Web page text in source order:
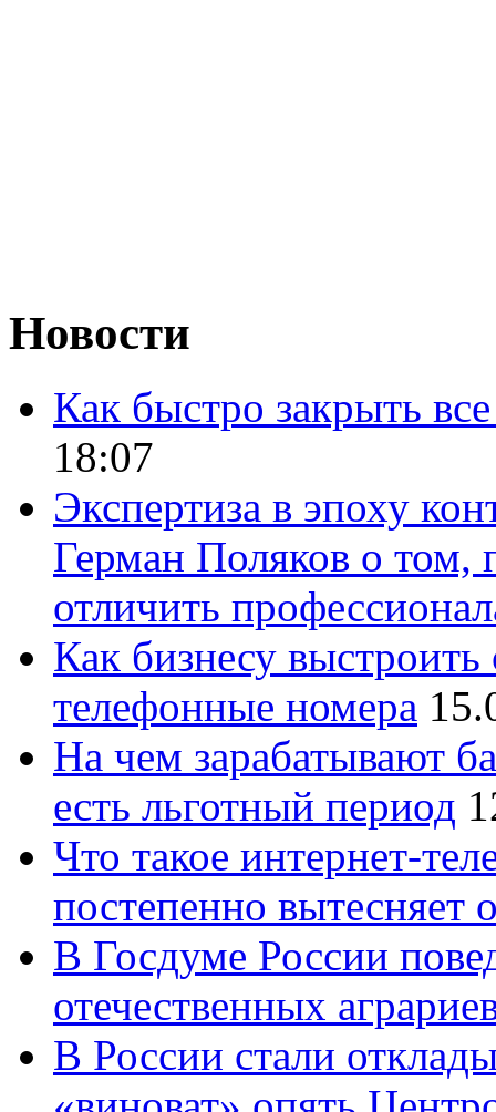
Новости
Как быстро закрыть
18:07
Экспертиза в эпоху
Герман Поляков о том,
отличить
Как бизнесу
телефонные номера
На чем зарабатывают
есть льготный период
Что такое интернет-
постепенно вытесняет
В Госдуме России
отечественных
В России стали